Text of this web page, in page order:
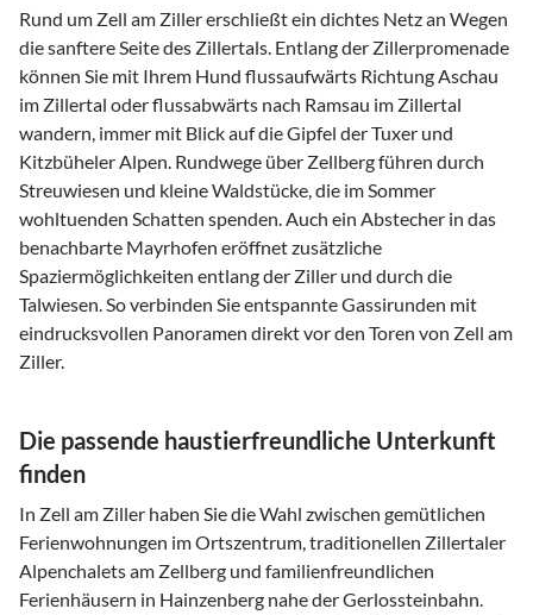
Rund um Zell am Ziller erschließt ein dichtes Netz an Wegen
die sanftere Seite des Zillertals. Entlang der Zillerpromenade
können Sie mit Ihrem Hund flussaufwärts Richtung Aschau
im Zillertal oder flussabwärts nach Ramsau im Zillertal
wandern, immer mit Blick auf die Gipfel der Tuxer und
Kitzbüheler Alpen. Rundwege über Zellberg führen durch
Streuwiesen und kleine Waldstücke, die im Sommer
wohltuenden Schatten spenden. Auch ein Abstecher in das
benachbarte Mayrhofen eröffnet zusätzliche
Spaziermöglichkeiten entlang der Ziller und durch die
Talwiesen. So verbinden Sie entspannte Gassirunden mit
eindrucksvollen Panoramen direkt vor den Toren von Zell am
Ziller.
Die passende haustierfreundliche Unterkunft
finden
In Zell am Ziller haben Sie die Wahl zwischen gemütlichen
Ferienwohnungen im Ortszentrum, traditionellen Zillertaler
Alpenchalets am Zellberg und familienfreundlichen
Ferienhäusern in Hainzenberg nahe der Gerlossteinbahn.